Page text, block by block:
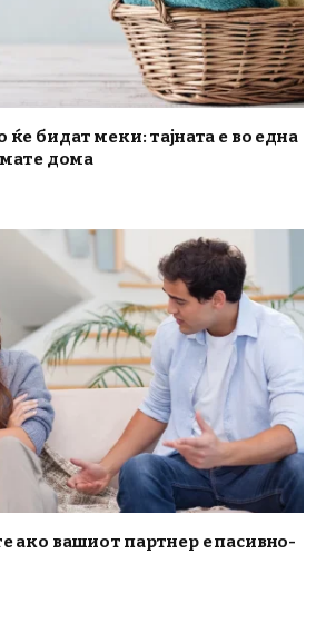
бидат меки: тајната е во една
дома
ако вашиот партнер е пасивно-